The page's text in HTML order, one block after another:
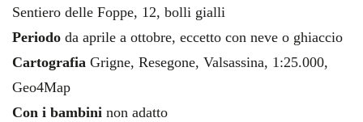
Sentiero delle Foppe, 12, bolli gialli
Periodo da aprile a ottobre, eccetto con neve o ghiaccio
Cartografia Grigne, Resegone, Valsassina, 1:25.000,
Geo4Map
Con i bambini non adatto